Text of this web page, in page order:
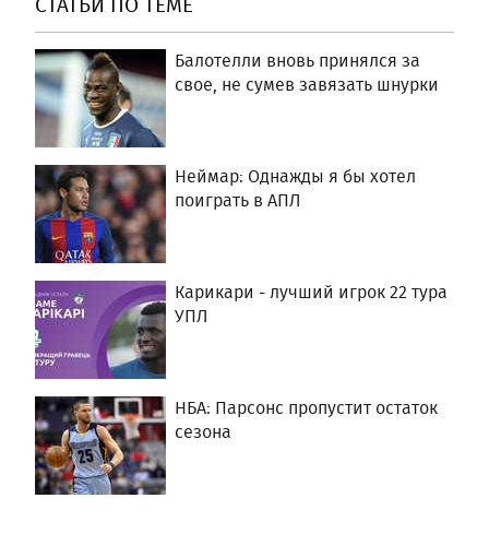
Балотелли вновь принялся за
свое, не сумев завязать шнурки
Неймар: Однажды я бы хотел
поиграть в АПЛ
Карикари - лучший игрок 22 тура
УПЛ
НБА: Парсонс пропустит остаток
сезона